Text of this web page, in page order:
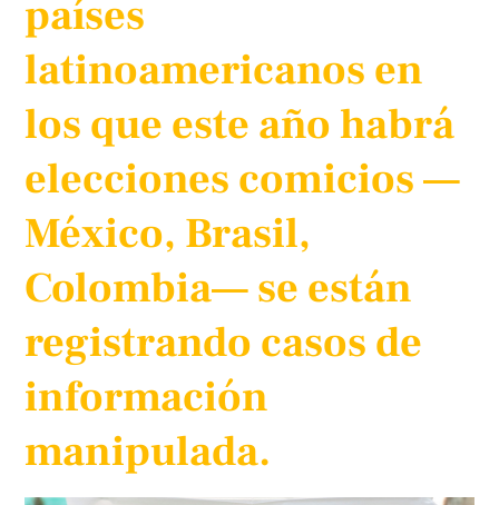
países
latinoamericanos en
los que este año habrá
elecciones comicios —
México, Brasil,
Colombia— se están
registrando casos de
información
manipulada.